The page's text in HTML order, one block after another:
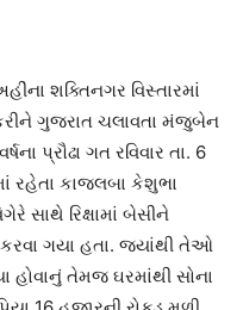
શક્તિનગર વિસ્તારમાં
ગુજરાત ચલાવતા મંજુબેન
પ્રૌઢા ગત રવિવાર તા. 6
રહેતા કાજલબા કેશુભા
સાથે રિક્ષામાં બેસીને
કરવા ગયા હતા. જ્યાંથી તેઓ
હોવાનું તેમજ ઘરમાંથી સોના